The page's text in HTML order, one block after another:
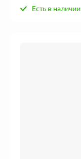
Есть в наличии